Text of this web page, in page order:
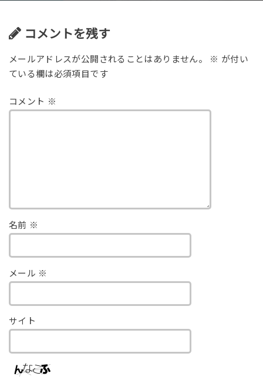
コメントを残す
メールアドレスが公開されることはありません。 ※ が付い
ている欄は必須項目です
コメント ※
名前 ※
メール ※
サイト